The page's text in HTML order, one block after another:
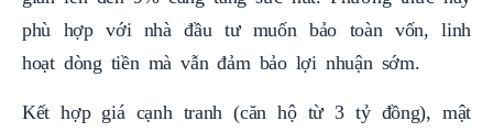
phù hợp với nhà đầu tư muốn bảo toàn vốn, linh
hoạt dòng tiền mà vẫn đảm bảo lợi nhuận sớm.
Kết hợp giá cạnh tranh (căn hộ từ 3 tỷ đồng), mật